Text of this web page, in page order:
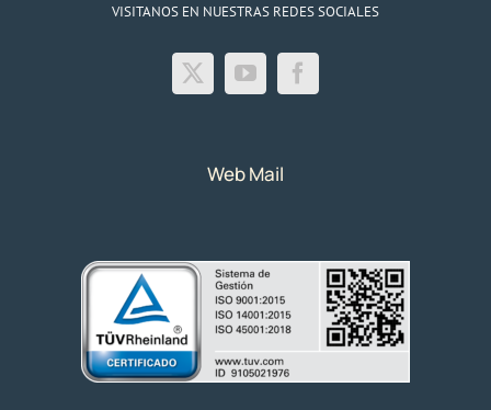
VISITANOS EN NUESTRAS REDES SOCIALES
Web Mail